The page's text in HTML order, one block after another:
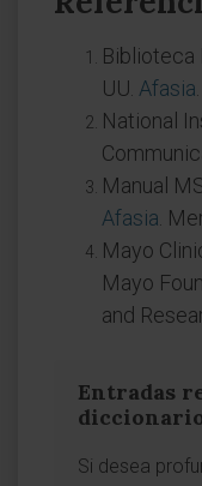
Biblioteca
UU. Afasia
National
Manual
Afasia .
Mayo
Mayo
and
Entradas
Si desea